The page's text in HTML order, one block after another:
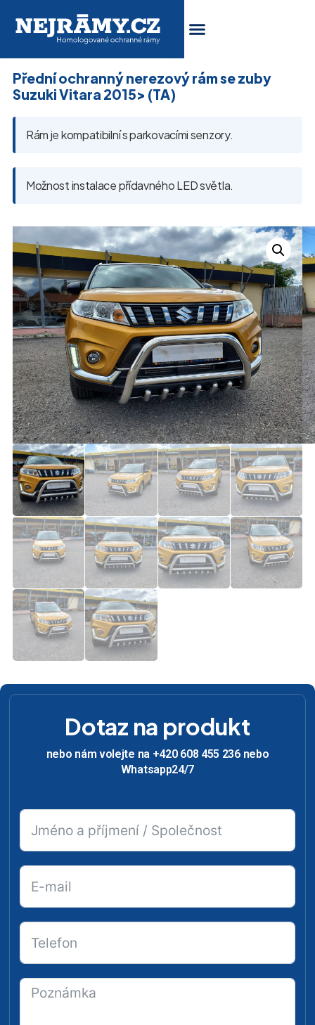
Přední ochranný nerezový rám se zuby
Suzuki Vitara 2015> (TA)
Rám je kompatibilní s parkovacími senzory.
Možnost instalace přídavného LED světla.
Dotaz na produkt
nebo nám volejte na +420 608 455 236 nebo
Whatsapp24/7